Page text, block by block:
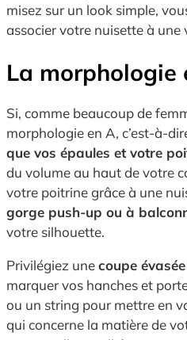
misez sur un look simple,
associer votre nuisette à une
La morphologie
Si, comme beaucoup de
morphologie en A, c’est-à-
que vos épaules et votre
du volume au haut de votre
votre poitrine grâce à une
gorge push-up ou à
votre silhouette.
Privilégiez unecoupe
marquer vos hanches et
ou un string pour mettre en
qui concerne la matière de